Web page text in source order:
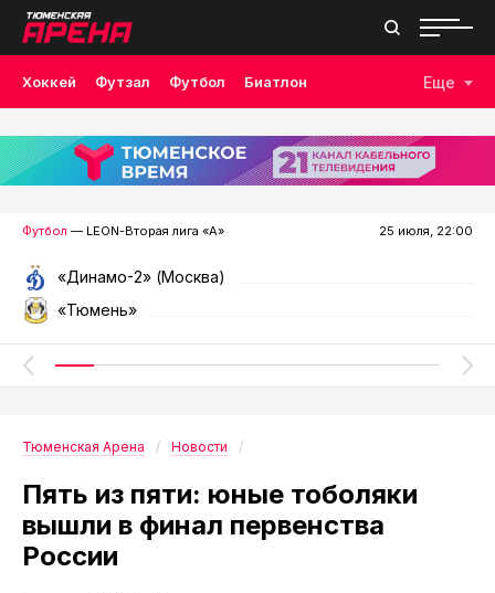
Хоккей Футзал Футбол Биатлон
Лыжные гонки Волейбол Плавание Дзюдо
Скалолазание Велоспорт Бокс
Еще
Футбол — LEON-Вторая лига «А» 25 июля, 22:00
«Динамо-2» (Москва)
«Тюмень»
Тюменская Арена Новости
Пять из пяти: юные тоболяки
вышли в финал первенства
России